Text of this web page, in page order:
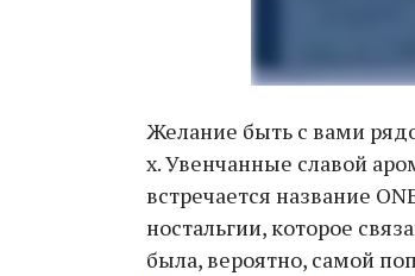
Желание быть с вами
х. Увенчанные славой
встречается название
ностальгии, которое
была, вероятно, самой